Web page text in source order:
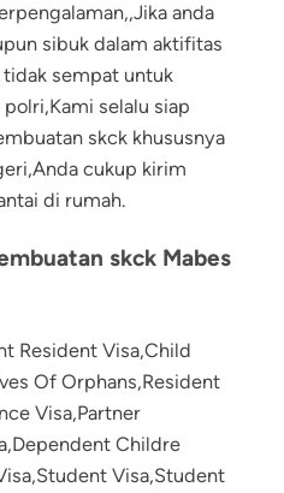
anda
sibuk dalam aktifitas
tidak sempat untuk
selalu siap
skck khususnya
cukup kirim
di rumah.
skck Mabes
Resident Visa,Child
Of Orphans,Resident
Visa,Partner
Childre
Visa,Student